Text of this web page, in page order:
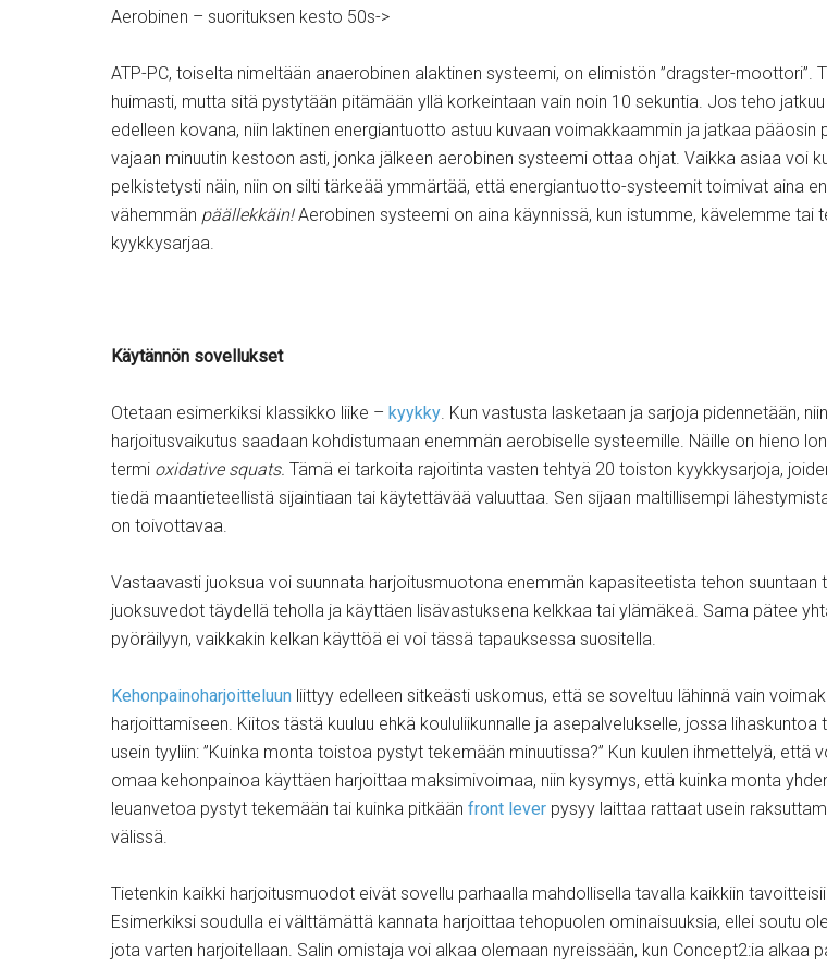
Aerobinen – suorituksen kesto 50s->
ATP-PC, toiselta nimeltään anaerobinen alaktinen systeemi, on elimistön ”dragster-moottori”.
huimasti, mutta sitä pystytään pitämään yllä korkeintaan vain noin 10 sekuntia. Jos teho
edelleen kovana, niin laktinen energiantuotto astuu kuvaan voimakkaammin ja jatkaa pääosin
vajaan minuutin kestoon asti, jonka jälkeen aerobinen systeemi ottaa ohjat. Vaikka asiaa voi
pelkistetysti näin, niin on silti tärkeää ymmärtää, että energiantuotto-systeemit toimivat aina
vähemmän päällekkäin!Aerobinen systeemi on aina käynnissä, kun istumme, kävelemme tai
kyykkysarjaa.
Käytännön sovellukset
Otetaan esimerkiksi klassikko liike – kyykky. Kun vastusta lasketaan ja sarjoja pidennetään, niin
harjoitusvaikutus saadaan kohdistumaan enemmän aerobiselle systeemille. Näille on hieno
termi oxidative squats. Tämä ei tarkoita rajoitinta vasten tehtyä 20 toiston kyykkysarjoja,
tiedä maantieteellistä sijaintiaan tai käytettävää valuuttaa. Sen sijaan maltillisempi
on toivottavaa.
Vastaavasti juoksua voi suunnata harjoitusmuotona enemmän kapasiteetista tehon suuntaan
juoksuvedot täydellä teholla ja käyttäen lisävastuksena kelkkaa tai ylämäkeä. Sama pätee
pyöräilyyn, vaikkakin kelkan käyttöä ei voi tässä tapauksessa suositella.
Kehonpainoharjoitteluun liittyy edelleen sitkeästi uskomus, että se soveltuu lähinnä vain
harjoittamiseen. Kiitos tästä kuuluu ehkä koululiikunnalle ja asepalvelukselle, jossa lihaskuntoa
usein tyyliin: ”Kuinka monta toistoa pystyt tekemään minuutissa?” Kun kuulen ihmettelyä, että
omaa kehonpainoa käyttäen harjoittaa maksimivoimaa, niin kysymys, että kuinka monta
leuanvetoa pystyt tekemään tai kuinka pitkään front lever pysyy laittaa rattaat usein
välissä.
Tietenkin kaikki harjoitusmuodot eivät sovellu parhaalla mahdollisella tavalla kaikkiin
Esimerkiksi soudulla ei välttämättä kannata harjoittaa tehopuolen ominaisuuksia, ellei soutu ole
jota varten harjoitellaan. Salin omistaja voi alkaa olemaan nyreissään, kun Concept2:ia alkaa